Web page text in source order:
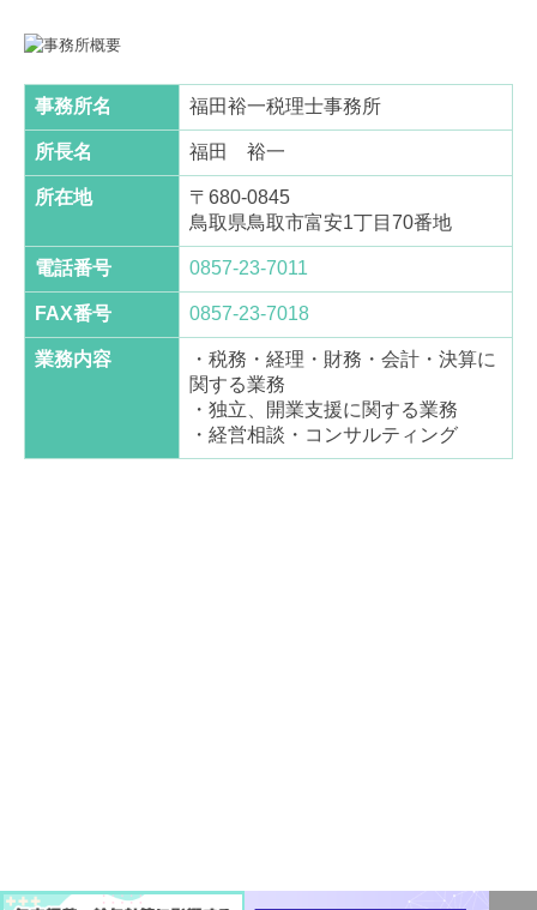
事務所名 福田裕一税理士事務所
所長名 福田 裕一
所在地
〒680-0845
鳥取県鳥取市富安1丁目70番地
電話番号 0857-23-7011
FAX番号 0857-23-7018
業務内容
・税務・経理・財務・会計・決算に
関する業務
・独立、開業支援に関する業務
・経営相談・コンサルティング